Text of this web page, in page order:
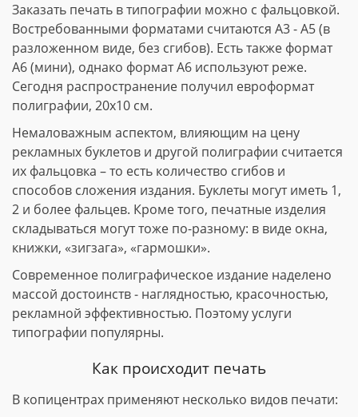
Заказать печать в типографии можно с фальцовкой.
Востребованными форматами считаются А3 - А5 (в
разложенном виде, без сгибов). Есть также формат
А6 (мини), однако формат А6 используют реже.
Сегодня распространение получил евроформат
полиграфии, 20х10 см.
Немаловажным аспектом, влияющим на цену
рекламных буклетов и другой полиграфии считается
их фальцовка – то есть количество сгибов и
способов сложения издания. Буклеты могут иметь 1,
2 и более фальцев. Кроме того, печатные изделия
складываться могут тоже по-разному: в виде окна,
книжки, «зигзага», «гармошки».
Современное полиграфическое издание наделено
массой достоинств - наглядностью, красочностью,
рекламной эффективностью. Поэтому услуги
типографии популярны.
Как происходит печать
В копицентрах применяют несколько видов печати: